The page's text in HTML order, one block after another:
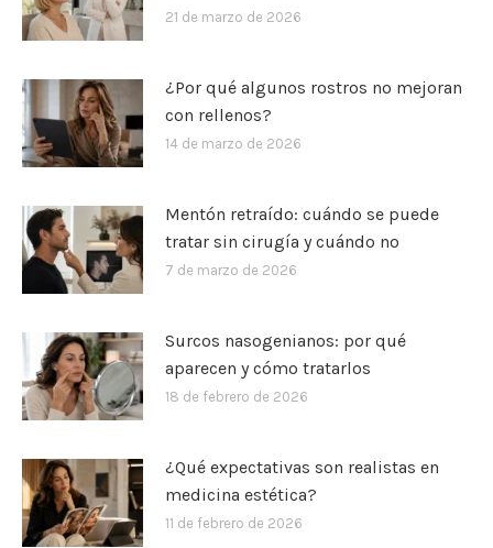
21 de marzo de 2026
¿Por qué algunos rostros no mejoran
con rellenos?
14 de marzo de 2026
Mentón retraído: cuándo se puede
tratar sin cirugía y cuándo no
7 de marzo de 2026
Surcos nasogenianos: por qué
aparecen y cómo tratarlos
18 de febrero de 2026
¿Qué expectativas son realistas en
medicina estética?
11 de febrero de 2026